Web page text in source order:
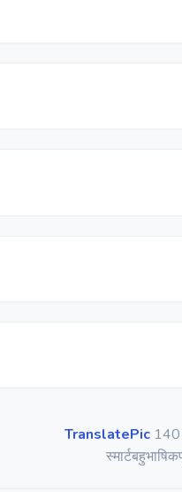
TranslatePic 140